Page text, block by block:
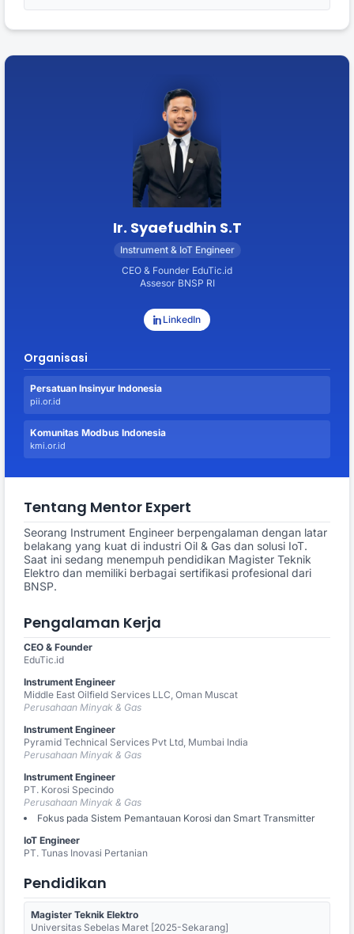
Ir. Syaefudhin S.T
Instrument & IoT Engineer
CEO & Founder EduTic.id
Assesor BNSP RI
LinkedIn
Organisasi
Persatuan Insinyur Indonesia
pii.or.id
Komunitas Modbus Indonesia
kmi.or.id
Tentang Mentor Expert
Seorang Instrument Engineer berpengalaman dengan latar
belakang yang kuat di industri Oil & Gas dan solusi IoT.
Saat ini sedang menempuh pendidikan Magister Teknik
Elektro dan memiliki berbagai sertifikasi profesional dari
BNSP.
Pengalaman Kerja
CEO & Founder
EduTic.id
Instrument Engineer
Middle East Oilfield Services LLC, Oman Muscat
Perusahaan Minyak & Gas
Instrument Engineer
Pyramid Technical Services Pvt Ltd, Mumbai India
Perusahaan Minyak & Gas
Instrument Engineer
PT. Korosi Specindo
Perusahaan Minyak & Gas
Fokus pada Sistem Pemantauan Korosi dan Smart Transmitter
IoT Engineer
PT. Tunas Inovasi Pertanian
Pendidikan
Magister Teknik Elektro
Universitas Sebelas Maret [2025-Sekarang]